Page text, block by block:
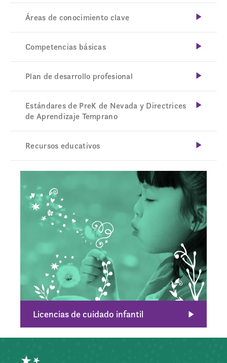
Áreas de conocimiento clave
Competencias básicas
Plan de desarrollo profesional
Estándares de PreK de Nevada y Directrices
de Aprendizaje Temprano
Recursos educativos
Licencias de cuidado infantil